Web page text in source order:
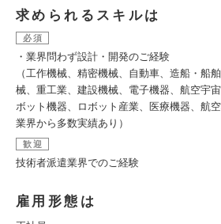
求められるスキルは
必須
・業界問わず設計・開発のご経験
（工作機械、精密機械、自動車、造船・船
械、重工業、建設機械、電子機器、航空宇
ボット機器、ロボット産業、医療機器、航
業界から多数実績あり）
歓迎
技術者派遣業界でのご経験
雇用形態は